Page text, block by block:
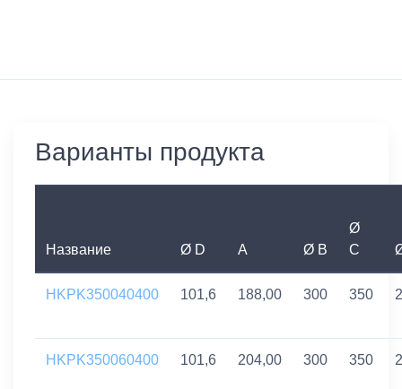
Варианты продукта
Название Ø D A Ø B
Ø
C
HKPK350040400 101,6 188,00 300 350
HKPK350060400 101,6 204,00 300 350